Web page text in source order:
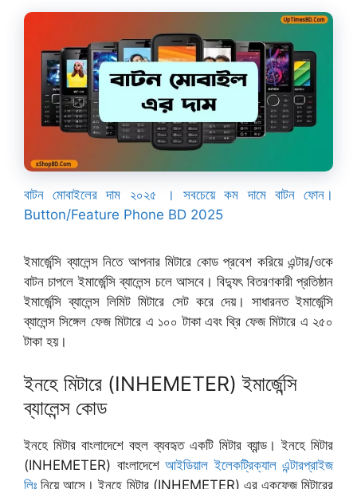
বাটন মোবাইলের দাম ২০২৫ । সবচেয়ে কম দামে বাটন ফোন।
Button/Feature Phone BD 2025
ইমার্জেন্সি ব্যালেন্স নিতে আপনার মিটারে কোড প্রবেশ করিয়ে এন্টার/ওকে
বাটন চাপলে ইমার্জেন্সি ব্যালেন্স চলে আসবে। বিদ্যুৎ বিতরণকারী প্রতিষ্ঠান
ইমার্জেন্সি ব্যালেন্স লিমিট মিটারে সেট করে দেয়। সাধারনত ইমার্জেন্সি
ব্যালেন্স সিঙ্গেল ফেজ মিটারে এ ১০০ টাকা এবং থ্রি ফেজ মিটারে এ ২৫০
টাকা হয়।
ইনহে মিটারে (INHEMETER) ইমার্জেন্সি
ব্যালেন্স কোড
ইনহে মিটার বাংলাদেশে বহুল ব্যবহৃত একটি মিটার ব্যান্ড। ইনহে মিটার
(INHEMETER) বাংলাদেশে আইডিয়াল ইলেকট্রিক্যাল এন্টারপ্রাইজ
লিঃ নিয়ে আসে। ইনহে মিটার (INHEMETER) এর একফেজ মিটারের